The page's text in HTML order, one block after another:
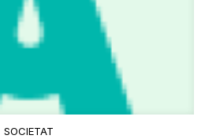
SOCIETAT